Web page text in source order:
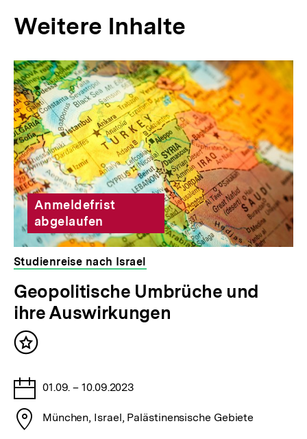
Weitere Inhalte
Inhaltskarousell
für
weitere
Inhalte
Inhaltskarussell
überspringen
Anmeldefrist
abgelaufen
Studienreise nach Israel
veranstaltet
von
der
bpb
Geopolitische Umbrüche und
ihre Auswirkungen
Inhalt
Tage
01.09. – 10.09.2023
Stadt
München, Israel, Palästinensische Gebiete